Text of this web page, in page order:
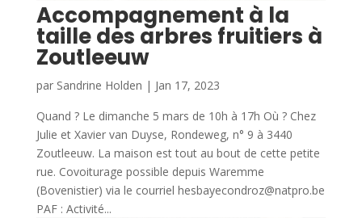
Accompagnement à la
taille des arbres fruitiers à
Zoutleeuw
par Sandrine Holden | Jan 17, 2023
Quand ? Le dimanche 5 mars de 10h à 17h Où ? Chez
Julie et Xavier van Duyse, Rondeweg, n° 9 à 3440
Zoutleeuw. La maison est tout au bout de cette petite
rue. Covoiturage possible depuis Waremme
(Bovenistier) via le courriel hesbayecondroz@natpro.be
PAF : Activité...